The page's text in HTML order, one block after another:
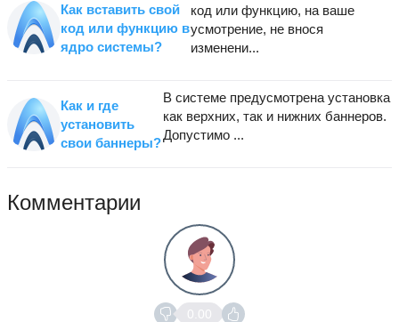
Как вставить свой
код или функцию в
ядро системы?
код или функцию, на ваше
усмотрение, не внося
изменени...
Как и где
установить
свои баннеры?
В системе предусмотрена установка
как верхних, так и нижних баннеров.
Допустимо ...
Комментарии
0.00